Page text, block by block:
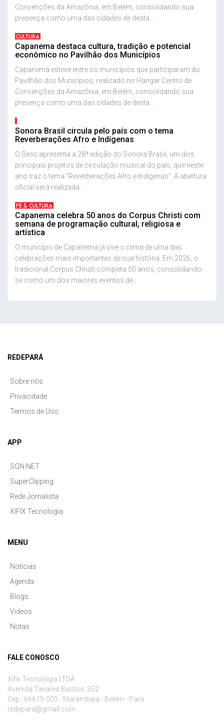
Convenções da Amazônia, em Belém, consolidando sua
presença como uma das cidades de desta...
CULTURA
Capanema destaca cultura, tradição e potencial
econômico no Pavilhão dos Municípios
Capanema esteve entre os municípios que participaram do
Pavilhão dos Municípios, realizado no Hangar Centro de
Convenções da Amazônia, em Belém, consolidando sua
presença como uma das cidades de desta...
Sonora Brasil circula pelo país com o tema
Reverberações Afro e Indígenas
O Sesc apresenta a 28ª edição do Sonora Brasil, um dos
principais projetos de circulação musical do país, que neste
ano traz o tema “Reverberações Afro e Indígenas”. A abertura
oficial será realizada...
FÉ & CULTURA
Capanema celebra 50 anos do Corpus Christi com
semana de programação cultural, religiosa e
artística
O município de Capanema já vive o clima de uma das
celebrações mais importantes de sua história. Em 2026, o
tradicional Corpus Christi completa 50 anos, consolidando-
se como um dos maiores eventos de...
REDEPARÁ
Sobre nós
Privacidade
Termos de Uso
APP
SGN.NET
SuperClipping
Rede Jornalista
XIFIX Tecnologia
MENU
Notícias
Agenda
Blogs
Videos
Notas
FALE CONOSCO
Xifix Tecnologia LTDA.
Avenida Tavares Bastos, 352
Cep.: 66615-005 - Marambaia - Belém - Pará
redepara@gmail.com